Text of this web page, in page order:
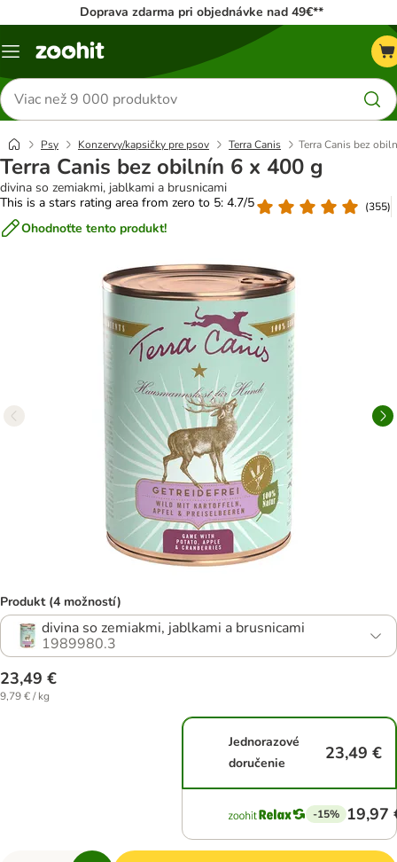
Doprava zdarma pri objednávke nad 49€**
Kategórie
Hľadať
produkty
Psy Konzervy/kapsičky pre psov Terra Canis Terra Canis bez
Terra Canis bez obilnín 6 x 400 g
divina so zemiakmi, jablkami a brusnicami
This is a stars rating area from zero to 5: 4.7/5
(355)
Ohodnoťte tento produkt!
Produkt (4 možností)
divina so zemiakmi, jablkami a brusnicami
1989980.3
23,49 €
9,79 € / kg
Jednorazové
doručenie
23,49 €
-15% 19,97